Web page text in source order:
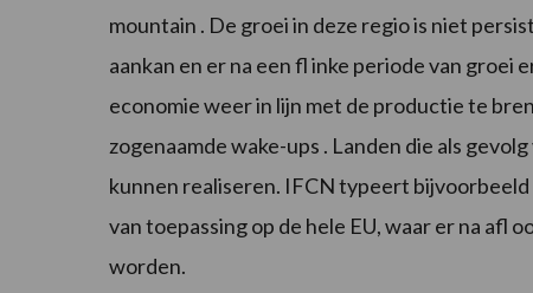
mountain . De groei in deze regio is niet
aankan en er na een fl inke periode van groei
economie weer in lijn met de productie te
zogenaamde wake-ups . Landen die als
kunnen realiseren. IFCN typeert bijvoorbeeld
van toepassing op de hele EU, waar er na afl
worden.